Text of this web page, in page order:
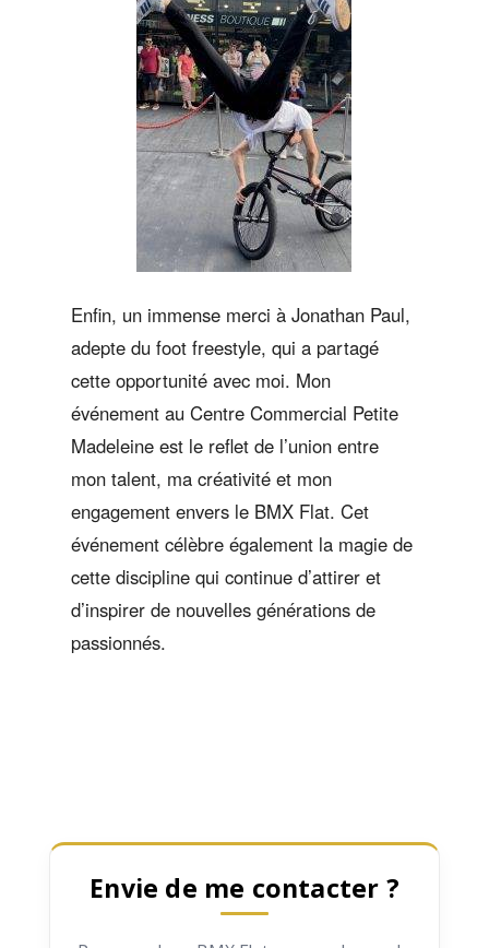
Enfin, un immense merci à Jonathan Paul,
adepte du foot freestyle, qui a partagé
cette opportunité avec moi. Mon
événement au Centre Commercial Petite
Madeleine est le reflet de l’union entre
mon talent, ma créativité et mon
engagement envers le BMX Flat. Cet
événement célèbre également la magie de
cette discipline qui continue d’attirer et
d’inspirer de nouvelles générations de
passionnés.
Envie de me contacter ?